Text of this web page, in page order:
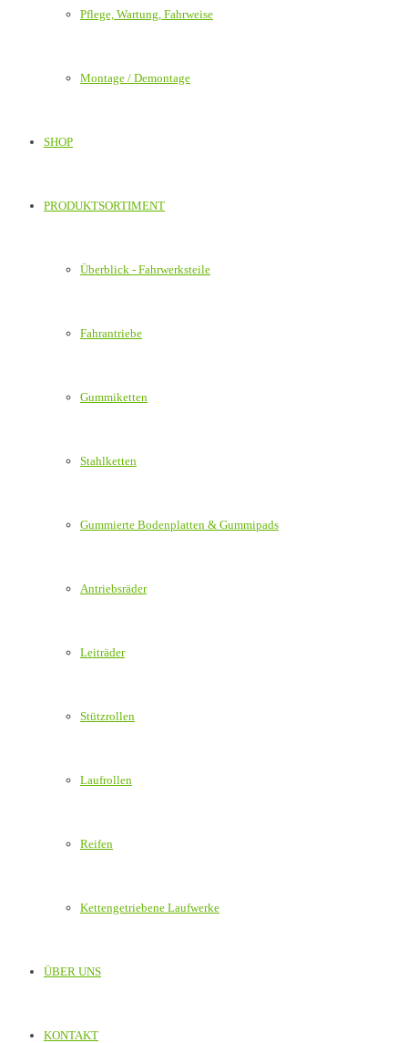
Pflege, Wartung, Fahrweise
Montage / Demontage
SHOP
PRODUKTSORTIMENT
Überblick - Fahrwerksteile
Fahrantriebe
Gummiketten
Stahlketten
Gummierte Bodenplatten & Gummipads
Antriebsräder
Leiträder
Stützrollen
Laufrollen
Reifen
Kettengetriebene Laufwerke
ÜBER UNS
KONTAKT